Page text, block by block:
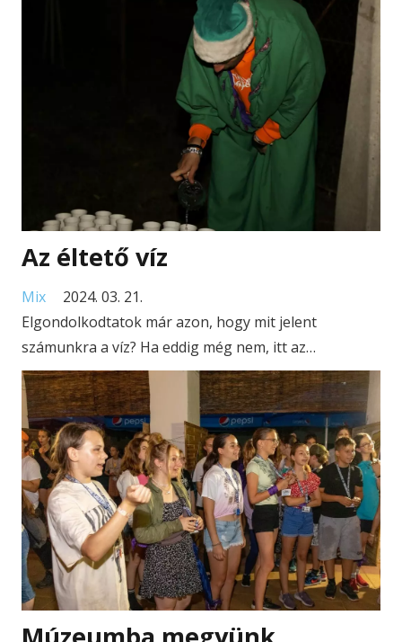
Az éltető víz
Mix
2024. 03. 21.
Elgondolkodtatok már azon, hogy mit jelent
számunkra a víz? Ha eddig még nem, itt az…